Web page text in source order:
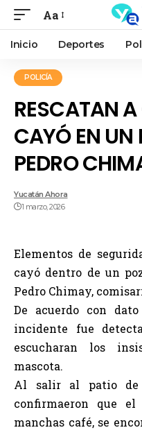
Aa
Inicio Deportes
POLICÍA
RESCATAN
CAYÓ EN UN
PEDRO
Yucatán Ahora
1 marzo, 2026
Elementos de
cayó dentro de un
Pedro Chimay,
De acuerdo con
incidente fue
escucharan los
mascota.
Al salir al patio de
confirmaeron que
manchas café, se